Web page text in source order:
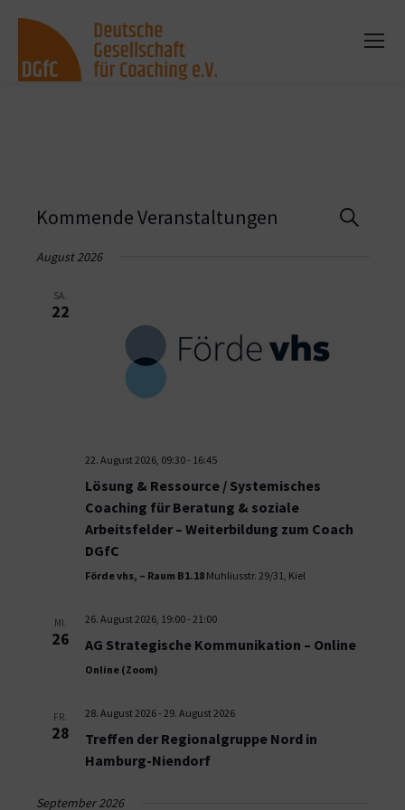
Suche
Kommende Veranstaltungen
August 2026
SA.
22
22. August 2026, 09:30- 16:45
Lösung & Ressource / Systemisches
Coaching für Beratung & soziale
Arbeitsfelder – Weiterbildung zum Coach
DGfC
Förde vhs, – Raum B1.18 Muhliusstr. 29/31, Kiel
MI.
26
26. August 2026, 19:00- 21:00
AG Strategische Kommunikation – Online
Online (Zoom)
FR.
28
28. August 2026- 29. August 2026
Treffen der Regionalgruppe Nord in
Hamburg-Niendorf
September 2026